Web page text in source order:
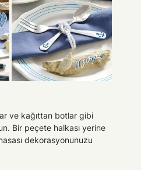
ve kağıttan botlar gibi
Bir peçete halkası yerine
dekorasyonunuzu